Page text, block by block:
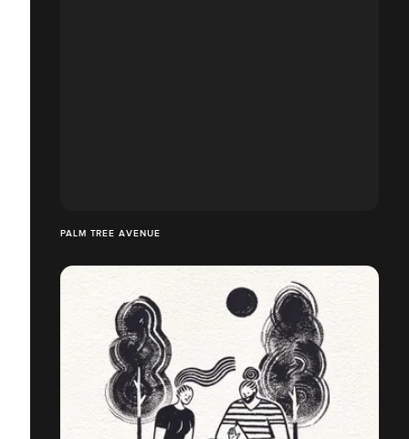
PALM TREE AVENUE